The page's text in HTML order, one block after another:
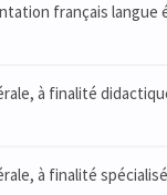
français
à finalité
à finalité